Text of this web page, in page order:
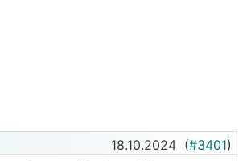
18.10.2024 (#3401)